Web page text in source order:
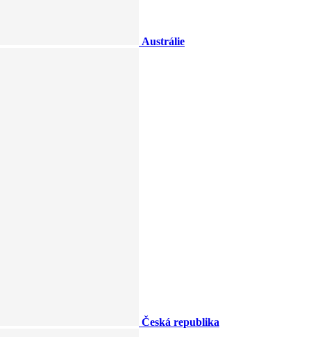
Austrálie
Česká republika